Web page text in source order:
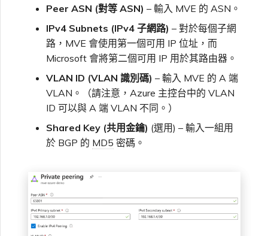
Peer ASN (對等 ASN) – 輸入 MVE 的 ASN。
IPv4 Subnets (IPv4 子網路) – 對於每個子網
路，MVE 會使用第一個可用 IP 位址，而
Microsoft 會將第二個可用 IP 用於其路由器。
VLAN ID (VLAN 識別碼) – 輸入 MVE 的 A 端
VLAN。（請注意，Azure 主控台中的 VLAN
ID 可以與 A 端 VLAN 不同。）
Shared Key (共用金鑰) (選用) – 輸入一組用
於 BGP 的 MD5 密碼。